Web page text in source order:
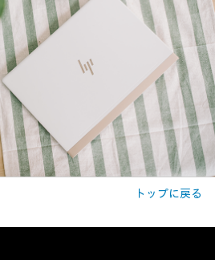
トップに戻る